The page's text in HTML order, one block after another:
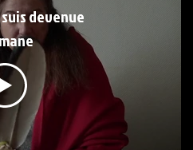
devenue